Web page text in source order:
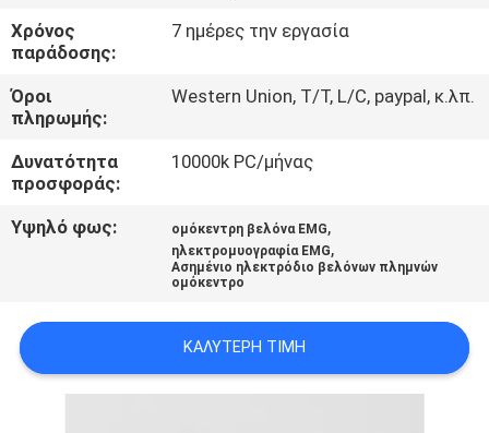
ΕΙΔΉΣΕΙΣ
ΈΝΑ
ΑΠΌΣΠΑΣΜΑ
PRIVACY
POLICY
Χρόνος
παράδοσης:
7 ημέρες την εργασία
Όροι
πληρωμής:
Western Union, T/T, L/C, paypal, κ.λπ.
Δυνατότητα
προσφοράς:
10000k PC/μήνας
Υψηλό φως: ομόκεντρη βελόνα EMG,
ηλεκτρομυογραφία EMG,
Ασημένιο ηλεκτρόδιο βελόνων πλημνών
ομόκεντρο
ΚΑΛΎΤΕΡΗ ΤΙΜΉ